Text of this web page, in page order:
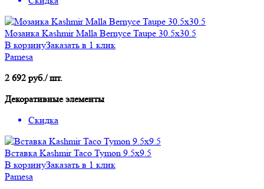
Мозаика Kashmir Malla Bernyce Taupe 30.5x30.5
В корзинуЗаказать в 1 клик
Pamesa
2 692 руб./ шт.
Декоративные элементы
Скидка
Вставка Kashmir Taco Tymon 9.5x9.5
В корзинуЗаказать в 1 клик
Pamesa